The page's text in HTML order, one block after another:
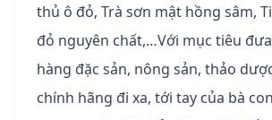
thủ ô đỏ, Trà sơn mật hồng sâm,
đỏ nguyên chất,…Với mục tiêu
hàng đặc sản, nông sản, thảo
chính hãng đi xa, tới tay của bà